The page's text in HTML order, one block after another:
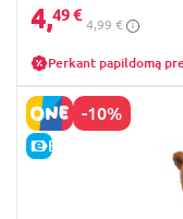
4,49 €
4,99 €
Perkant papildomą
-10%
E-KAINA